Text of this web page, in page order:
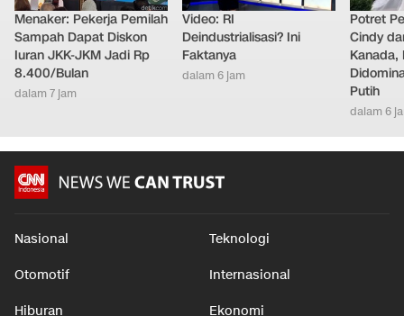
Menaker: Pekerja Pemilah
Sampah Dapat Diskon
Video: RI
Potret
Cindy
Nasional Teknologi